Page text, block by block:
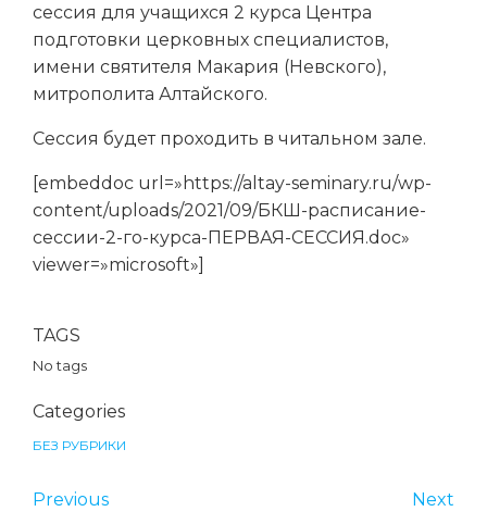
сессия для учащихся 2 курса Центра
подготовки церковных специалистов,
имени святителя Макария (Невского),
митрополита Алтайского.
Сессия будет проходить в читальном зале.
[embeddoc url=»https://altay-seminary.ru/wp-
content/uploads/2021/09/БКШ-расписание-
сессии-2-го-курса-ПЕРВАЯ-СЕССИЯ.doc»
viewer=»microsoft»]
TAGS
No tags
Categories
БЕЗ РУБРИКИ
Previous Next